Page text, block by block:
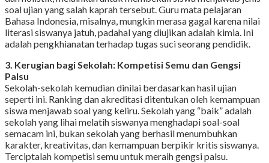
soal ujian yang salah kaprah tersebut. Guru mata pelajaran
Bahasa Indonesia, misalnya, mungkin merasa gagal karena nilai
literasi siswanya jatuh, padahal yang diujikan adalah kimia. Ini
adalah pengkhianatan terhadap tugas suci seorang pendidik.
3. Kerugian bagi Sekolah: Kompetisi Semu dan Gengsi
Palsu
Sekolah-sekolah kemudian dinilai berdasarkan hasil ujian
seperti ini. Ranking dan akreditasi ditentukan oleh kemampuan
siswa menjawab soal yang keliru. Sekolah yang “baik” adalah
sekolah yang lihai melatih siswanya menghadapi soal-soal
semacam ini, bukan sekolah yang berhasil menumbuhkan
karakter, kreativitas, dan kemampuan berpikir kritis siswanya.
Terciptalah kompetisi semu untuk meraih gengsi palsu.